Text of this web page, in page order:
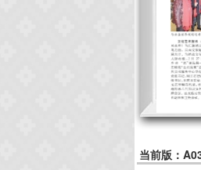
当前版：